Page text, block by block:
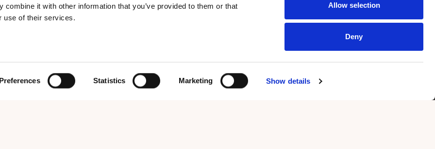
combine it with other information that you’ve provided to them or that
use of their services.
Preferences Statistics Marketing Show details
Allow selection
Deny
Dr. İsmail
Casmara Hautpflege
Chirurgische Maßnahmen
Oberschenkelstraffung
Chirurgie des abstehenden
Bleiben Sie über Neuigkeiten informiert.